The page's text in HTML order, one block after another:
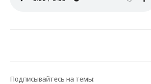
Подписывайтесь на темы: